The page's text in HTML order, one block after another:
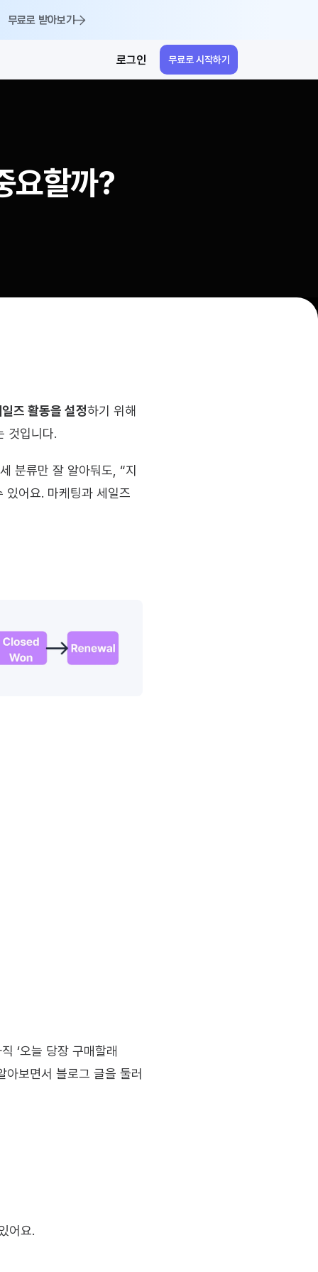
무료로 받아보기
로그인 무료로 시작하기
요할까?
즈 활동을 설정하기 위해
것입니다.
분류만 잘 알아둬도, “지
있어요. 마케팅과 세일즈
‘오늘 당장 구매할래
아보면서 블로그 글을 둘러
어요.